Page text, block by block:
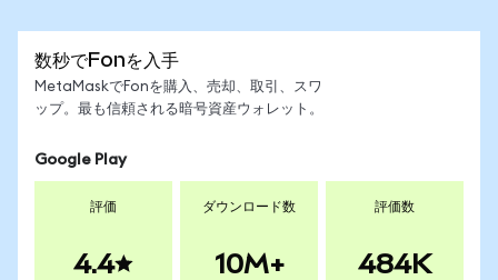
数秒でFonを入手
MetaMaskでFonを購入、売却、取引、スワ
ップ。最も信頼される暗号資産ウォレット。
Google Play
評価
4.4
ダウンロード数
10M+
評価数
484K